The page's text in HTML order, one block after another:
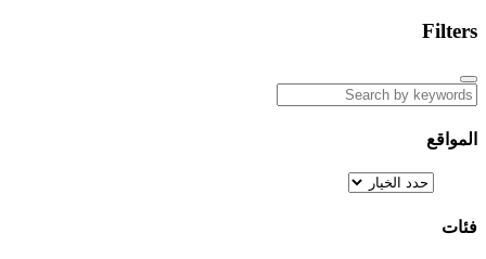
Filters
المواقع
فئات